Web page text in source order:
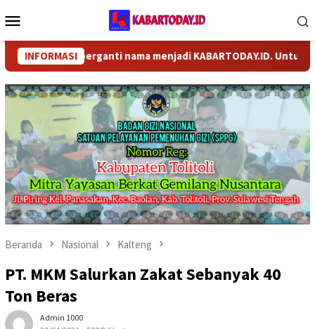
ke
Mobile
INFORMASI
telah berganti nama menjadi KABARTODAY.ID. Untuk
Beranda Nasional Kalteng
PT. MKM Salurkan Zakat Sebanyak 40
Ton Beras
Admin 1000